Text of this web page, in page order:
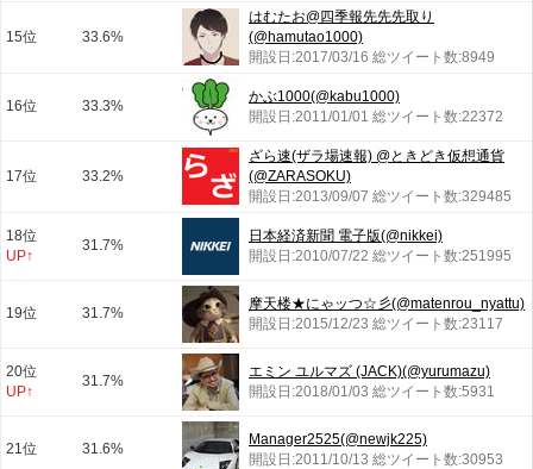
15位 33.6%
はむたお@四季報先先先取り
(@hamutao1000)
開設日:2017/03/16 総ツイート数:8949
16位 33.3%
かぶ1000(@kabu1000)
開設日:2011/01/01 総ツイート数:22372
17位 33.2%
ざら速(ザラ場速報) @ときどき仮想通貨
(@ZARASOKU)
開設日:2013/09/07 総ツイート数:329485
18位
UP↑
31.7%
日本経済新聞 電子版(@nikkei)
開設日:2010/07/22 総ツイート数:251995
19位 31.7%
摩天楼★にゃッつ☆彡(@matenrou_nyattu)
開設日:2015/12/23 総ツイート数:23117
20位
UP↑
31.7%
エミン ユルマズ (JACK)(@yurumazu)
開設日:2018/01/03 総ツイート数:5931
21位 31.6%
Manager2525(@newjk225)
開設日:2011/10/13 総ツイート数:30953